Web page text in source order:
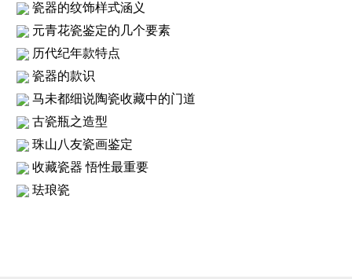
瓷器的纹饰样式涵义
元青花瓷鉴定的几个要素
历代纪年款特点
瓷器的款识
马未都细说陶瓷收藏中的门道
古瓷瓶之造型
珠山八友瓷画鉴定
收藏瓷器 悟性最重要
珐琅瓷